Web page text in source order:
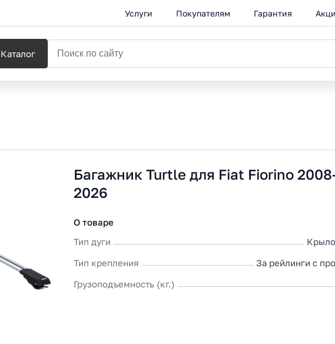
Услуги Покупателям Гарантия
Каталог
Багажник Turtle для Fiat Fiorino
2026
О товаре
Тип дуги
Тип крепления
За рейлинги с
Грузоподъемность (кг.)